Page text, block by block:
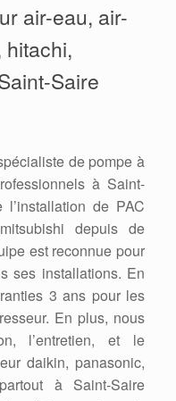
air-eau, air-
Saire
de pompe à
à Saint-
de PAC
depuis de
est reconnue pour
ses installations. En
3 ans pour les
En plus, nous
l’entretien, et le
daikin, panasonic,
à Saint-Saire